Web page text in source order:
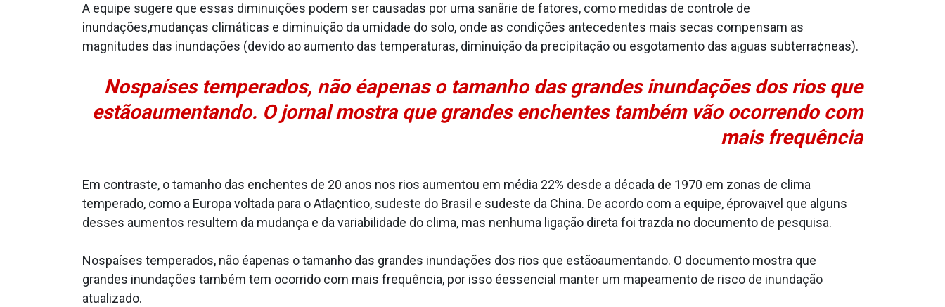
A equipe sugere que essas diminuições podem ser causadas por uma sanãrie de fatores, como medidas de controle de
inundações,mudanças climáticas e diminuição da umidade do solo, onde as condições antecedentes mais secas compensam as
magnitudes das inundações (devido ao aumento das temperaturas, diminuição da precipitação ou esgotamento das a¡guas subterra¢neas).
Nospaíses temperados, não éapenas o tamanho das grandes inundações dos rios que
estãoaumentando. O jornal mostra que grandes enchentes também vão ocorrendo com
mais frequência
Em contraste, o tamanho das enchentes de 20 anos nos rios aumentou em média 22% desde a década de 1970 em zonas de clima
temperado, como a Europa voltada para o Atla¢ntico, sudeste do Brasil e sudeste da China. De acordo com a equipe, éprova¡vel que alguns
desses aumentos resultem da mudança e da variabilidade do clima, mas nenhuma ligação direta foi trazda no documento de pesquisa.
Nospaíses temperados, não éapenas o tamanho das grandes inundações dos rios que estãoaumentando. O documento mostra que
grandes inundações também tem ocorrido com mais frequência, por isso éessencial manter um mapeamento de risco de inundação
atualizado.